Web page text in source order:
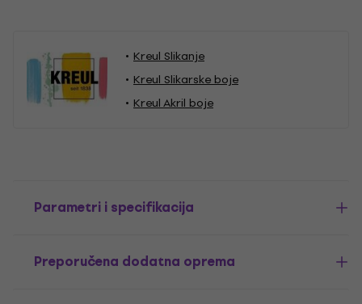
Kreul Slikanje
Kreul Slikarske boje
Kreul Akril boje
Parametri i specifikacija
Preporučena dodatna oprema